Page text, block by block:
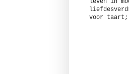
leven in
voor